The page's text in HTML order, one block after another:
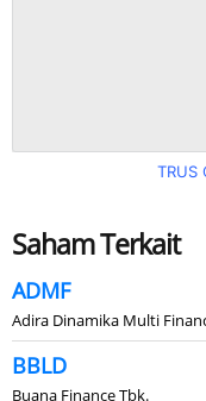
TRUS
Saham Terkait
ADMF
Adira Dinamika Multi
BBLD
Buana Finance Tbk.